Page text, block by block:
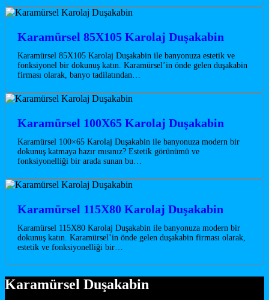
Karamürsel 85X105 Karolaj Duşakabin
Karamürsel 85X105 Karolaj Duşakabin ile banyonuza estetik ve
fonksiyonel bir dokunuş katın. Karamürsel’in önde gelen duşakabin
firması olarak, banyo tadilatından…
Karamürsel 100X65 Karolaj Duşakabin
Karamürsel 100×65 Karolaj Duşakabin ile banyonuza modern bir
dokunuş katmaya hazır mısınız? Estetik görünümü ve
fonksiyonelliği bir arada sunan bu…
Karamürsel 115X80 Karolaj Duşakabin
Karamürsel 115X80 Karolaj Duşakabin ile banyonuza modern bir
dokunuş katın. Karamürsel’in önde gelen duşakabin firması olarak,
estetik ve fonksiyonelliği bir…
Karamürsel Duşakabin